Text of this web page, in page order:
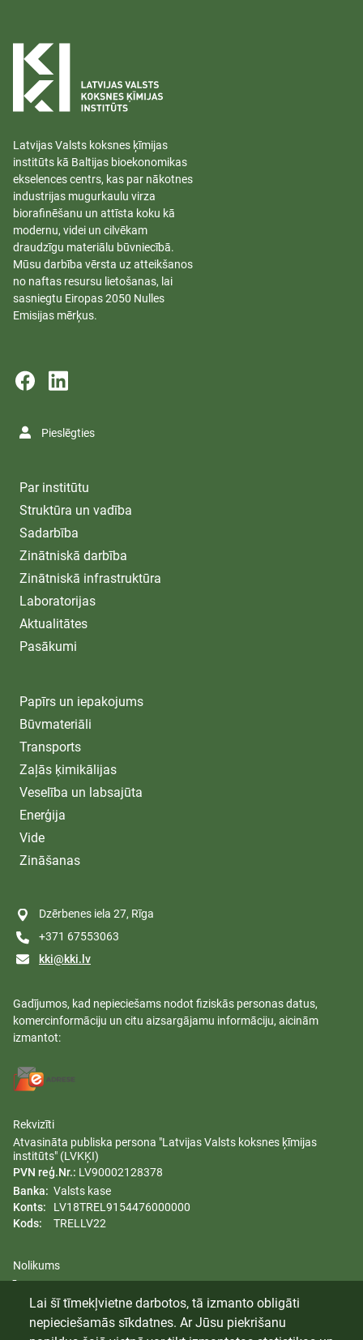
Latvijas Valsts koksnes ķīmijas
institūts kā Baltijas bioekonomikas
ekselences centrs, kas par nākotnes
industrijas mugurkaulu virza
biorafinēšanu un attīsta koku kā
modernu, videi un cilvēkam
draudzīgu materiālu būvniecībā.
Mūsu darbība vērsta uz atteikšanos
no naftas resursu lietošanas, lai
sasniegtu Eiropas 2050 Nulles
Emisijas mērķus.
Pieslēgties
Par institūtu
Struktūra un vadība
Sadarbība
Zinātniskā darbība
Zinātniskā infrastruktūra
Laboratorijas
Aktualitātes
Pasākumi
Papīrs un iepakojums
Būvmateriāli
Transports
Zaļās ķimikālijas
Veselība un labsajūta
Enerģija
Vide
Zināšanas
Dzērbenes iela 27, Rīga
+371 67553063
kki@kki.lv
Gadījumos, kad nepieciešams nodot fiziskās personas datus,
komercinformāciju un citu aizsargājamu informāciju, aicinām
izmantot:
Rekvizīti
Atvasināta publiska persona "Latvijas Valsts koksnes ķīmijas
institūts" (LVKĶI)
PVN reģ.Nr.: LV90002128378
Banka: Valsts kase
Konts:
LV18TREL9154476000000
Kods:
TRELLV22
Nolikums
Dzimumu līdztiesības plāns
Trauksmes celšana
Lai šī tīmekļvietne darbotos, tā izmanto obligāti
nepieciešamās sīkdatnes. Ar Jūsu piekrišanu